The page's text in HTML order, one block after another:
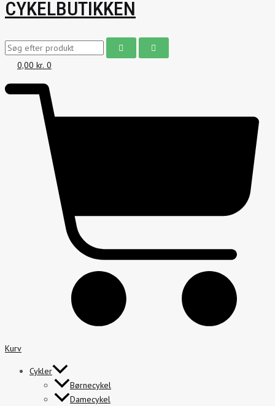
CYKELBUTIKKEN
0,00 kr. 0
Kurv
Cykler
Børnecykel
Damecykel